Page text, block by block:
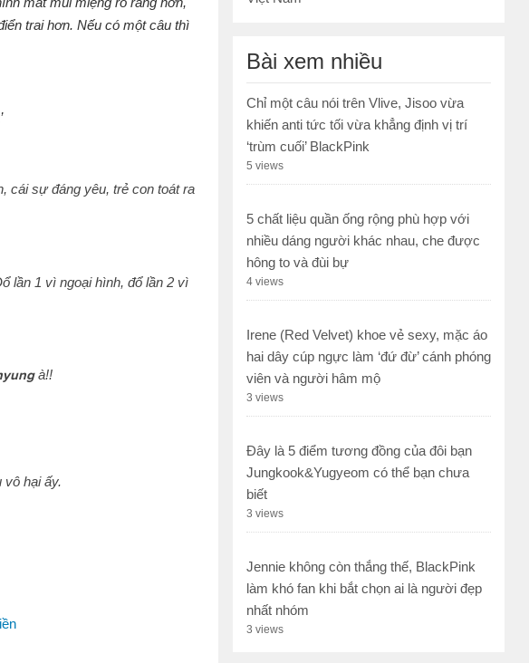
trai hơn. Nếu có một câu thì
cái sự đáng yêu, trẻ con toát ra
lần 1 vì ngoại hình, đổ lần 2 vì
à!!
vô hại ấy.
Bài xem nhiều
Chỉ một câu nói trên Vlive, Jisoo vừa
khiến anti tức tối vừa khẳng định vị trí
‘trùm cuối’ BlackPink
5 views
5 chất liệu quần ống rộng phù hợp với
nhiều dáng người khác nhau, che được
hông to và đùi bự
4 views
Irene (Red Velvet) khoe vẻ sexy, mặc áo
hai dây cúp ngực làm ‘đứ đừ’ cánh phóng
viên và người hâm mộ
3 views
Đây là 5 điểm tương đồng của đôi bạn
Jungkook&Yugyeom có thể bạn chưa
biết
3 views
Jennie không còn thắng thế, BlackPink
làm khó fan khi bắt chọn ai là người đẹp
nhất nhóm
3 views